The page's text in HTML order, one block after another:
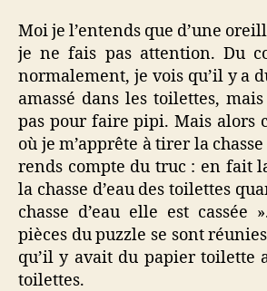
Moi je l’entends que d’une
je ne fais pas attention. Du
normalement, je vois qu’il y a
amassé dans les toilettes,
pas pour faire pipi. Mais alors
où je m’apprête à tirer la chasse
rends compte du truc : en fait
la chasse d’eau des toilettes
chasse d’eau elle est cassée
pièces du puzzle se sont
qu’il y avait du papier toilette
toilettes.